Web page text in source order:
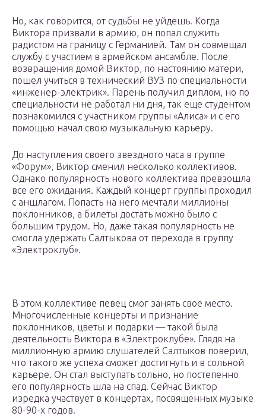
Но, как говорится, от судьбы не уйдешь. Когда
Виктора призвали в армию, он попал служить
радистом на границу с Германией. Там он совмещал
службу с участием в армейском ансамбле. После
возвращения домой Виктор, по настоянию матери,
пошел учиться в технический ВУЗ по специальности
«инженер-электрик». Парень получил диплом, но по
специальности не работал ни дня, так еще студентом
познакомился с участником группы «Алиса» и с его
помощью начал свою музыкальную карьеру.
До наступления своего звездного часа в группе
«Форум», Виктор сменил несколько коллективов.
Однако популярность нового коллектива превзошла
все его ожидания. Каждый концерт группы проходил
с аншлагом. Попасть на него мечтали миллионы
поклонников, а билеты достать можно было с
большим трудом. Но, даже такая популярность не
смогла удержать Салтыкова от перехода в группу
«Электроклуб».
В этом коллективе певец смог занять свое место.
Многочисленные концерты и признание
поклонников, цветы и подарки — такой была
деятельность Виктора в «Электроклубе». Глядя на
миллионную армию слушателей Салтыков поверил,
что такого же успеха сможет достигнуть и в сольной
карьере. Он стал выступать сольно, но постепенно
его популярность шла на спад. Сейчас Виктор
изредка участвует в концертах, посвященных музыке
80-90-х годов.